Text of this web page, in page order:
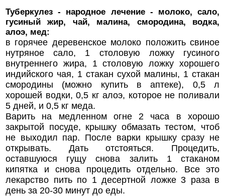
Туберкулез - народное лечение - молоко, сало,
гусиный жир, чай, малина, смородина, водка,
алоэ, мед:
в горячее деревенское молоко положить свиное
нутряное сало, 1 столовую ложку гусиного
внутреннего жира, 1 столовую ложку хорошего
индийского чая, 1 стакан сухой малины, 1 стакан
смородины (можно купить в аптеке), 0,5 л
хорошей водки, 0,5 кг алоэ, которое не поливали
5 дней, и 0,5 кг меда.
Варить на медленном огне 2 часа в хорошо
закрытой посуде, крышку обмазать тестом, чтоб
не выходил пар. После варки крышку сразу не
открывать. Дать отстояться. Процедить,
оставшуюся гущу снова залить 1 стаканом
кипятка и снова процедить отдельно. Все это
лекарство пить по 1 десертной ложке 3 раза в
день за 20-30 минут до еды.